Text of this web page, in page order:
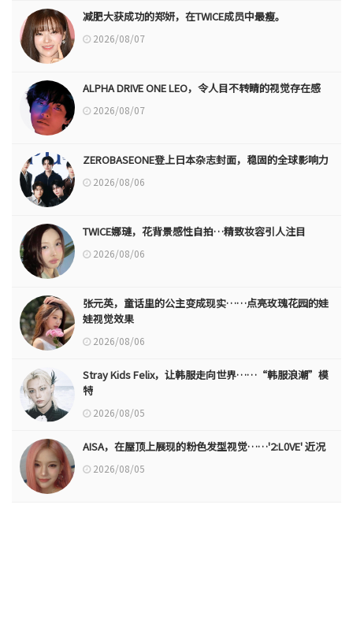
减肥大获成功的郑妍，在TWICE成员中最瘦。
2026/08/07
ALPHA DRIVE ONE LEO，令人目不转睛的视觉存在感
2026/08/07
ZEROBASEONE登上日本杂志封面，稳固的全球影响力
2026/08/06
TWICE娜璉，花背景感性自拍…精致妆容引人注目
2026/08/06
张元英，童话里的公主变成现实……点亮玫瑰花园的娃
娃视觉效果
2026/08/06
Stray Kids Felix，让韩服走向世界……“韩服浪潮”模
特
2026/08/05
AISA，在屋顶上展现的粉色发型视觉……'2:L0VE' 近况
2026/08/05